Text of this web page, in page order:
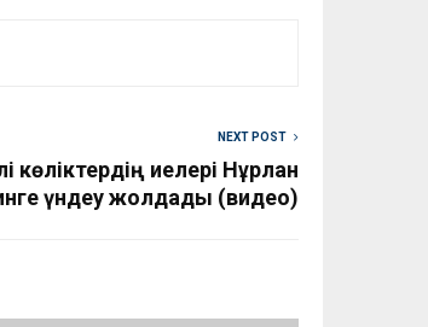
NEXT POST
иелері Нұрлан
үндеу жолдады (видео)